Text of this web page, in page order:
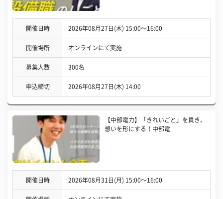
開催日時 2026年08月27日(木) 15:00〜16:00
開催場所 オンラインにて実施
募集人数 300名
申込締切 2026年08月27日(木) 14:00
【中部電力】「きれいごと」を貫き、
想いを形にする！中部電
開催日時 2026年08月31日(月) 15:00〜16:00